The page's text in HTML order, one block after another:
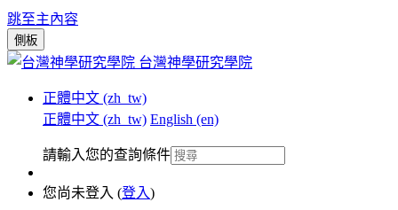
跳至主內容
側板
台灣神學研究學院
正體中文 ‎(zh_tw)‎
正體中文 ‎(zh_tw)‎ English ‎(en)‎
請輸入您的查詢條件
您尚未登入 (登入)